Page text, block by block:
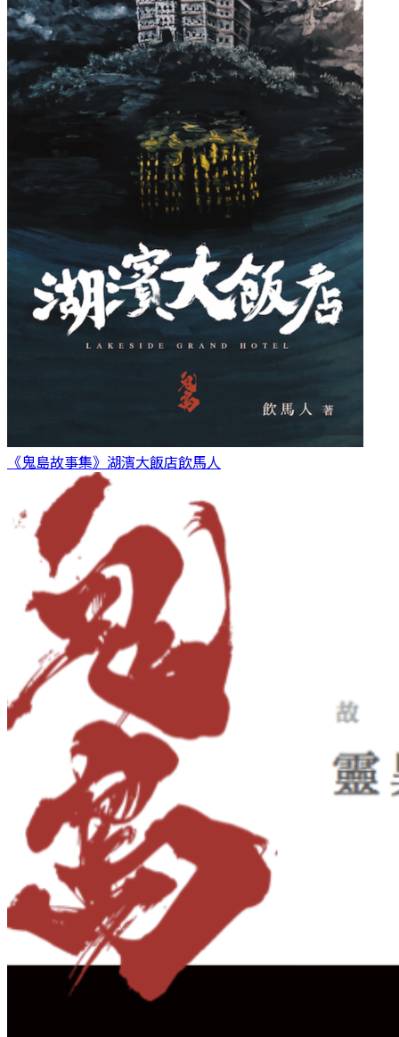
《鬼島故事集》湖濱大飯店飲馬人